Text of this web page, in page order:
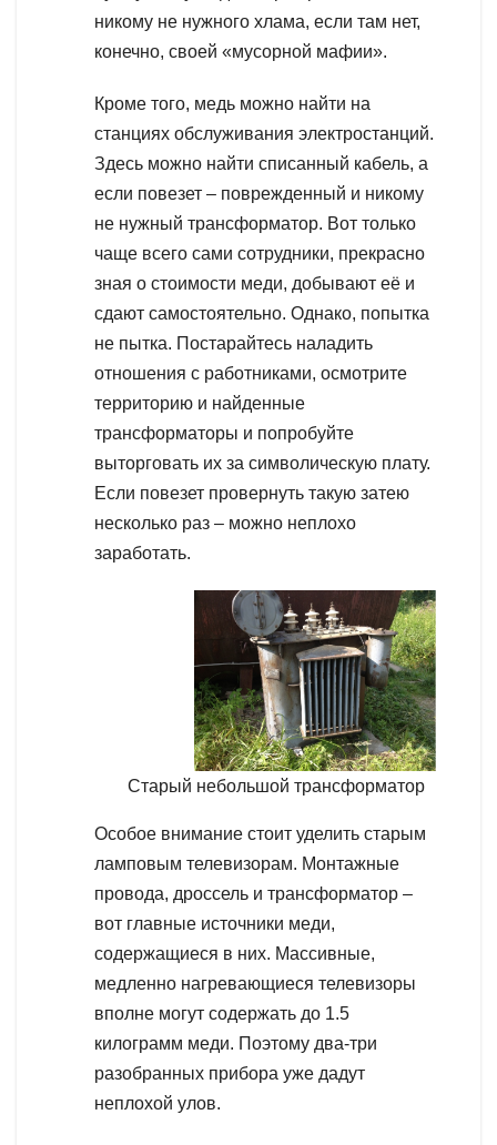
никому не нужного хлама, если там нет,
конечно, своей «мусорной мафии».
Кроме того, медь можно найти на
станциях обслуживания электростанций.
Здесь можно найти списанный кабель, а
если повезет – поврежденный и никому
не нужный трансформатор. Вот только
чаще всего сами сотрудники, прекрасно
зная о стоимости меди, добывают её и
сдают самостоятельно. Однако, попытка
не пытка. Постарайтесь наладить
отношения с работниками, осмотрите
территорию и найденные
трансформаторы и попробуйте
выторговать их за символическую плату.
Если повезет провернуть такую затею
несколько раз – можно неплохо
заработать.
Старый небольшой трансформатор
Особое внимание стоит уделить старым
ламповым телевизорам. Монтажные
провода, дроссель и трансформатор –
вот главные источники меди,
содержащиеся в них. Массивные,
медленно нагревающиеся телевизоры
вполне могут содержать до 1.5
килограмм меди. Поэтому два-три
разобранных прибора уже дадут
неплохой улов.